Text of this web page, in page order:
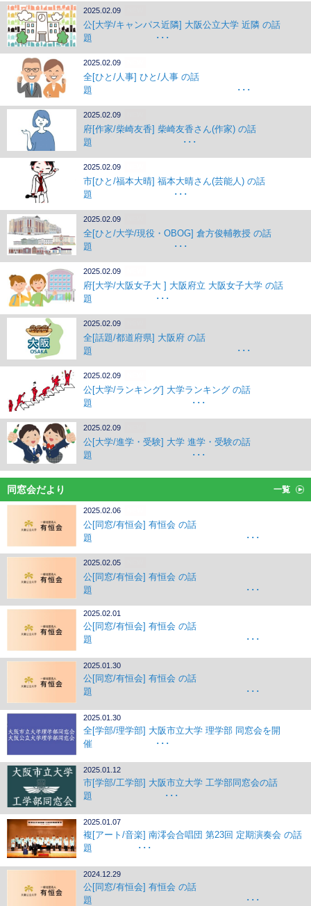
2025.02.09
公[大学/キャンパス近隣] 大阪公立大学 近隣 の話
題 ･･･
2025.02.09
全[ひと/人事] ひと/人事 の話
題 ･･･
2025.02.09
府[作家/柴崎友香] 柴崎友香さん(作家) の話
題 ･･･
2025.02.09
市[ひと/福本大晴] 福本大晴さん(芸能人) の話
題 ･･･
2025.02.09
全[ひと/大学/現役・OBOG] 倉方俊輔教授 の話
題 ･･･
2025.02.09
府[大学/大阪女子大 ] 大阪府立 大阪女子大学 の話
題 ･･･
2025.02.09
全[話題/都道府県] 大阪府 の話
題 ･･･
2025.02.09
公[大学/ランキング] 大学ランキング の話
題 ･･･
2025.02.09
公[大学/進学・受験] 大学 進学・受験の話
題 ･･･
同窓会だより 一覧
2025.02.06
公[同窓/有恒会] 有恒会 の話
題 ･･･
2025.02.05
公[同窓/有恒会] 有恒会 の話
題 ･･･
2025.02.01
公[同窓/有恒会] 有恒会 の話
題 ･･･
2025.01.30
公[同窓/有恒会] 有恒会 の話
題 ･･･
2025.01.30
全[学部/理学部] 大阪市立大学 理学部 同窓会を開
催 ･･･
2025.01.12
市[学部/工学部] 大阪市立大学 工学部同窓会の話
題 ･･･
2025.01.07
複[アート/音楽] 南澪会合唱団 第23回 定期演奏会 の話
題 ･･･
2024.12.29
公[同窓/有恒会] 有恒会 の話
題 ･･･